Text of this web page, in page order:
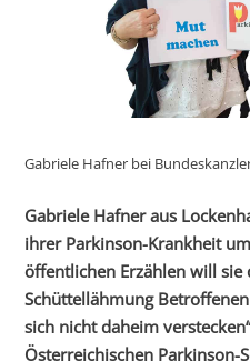
Gabriele Hafner bei
Gabriele Hafner aus
ihrer Parkinson-Krankheit
öffentlichen Erzählen will sie
Schüttellähmung
sich nicht daheim
Österreichischen Parkinson-